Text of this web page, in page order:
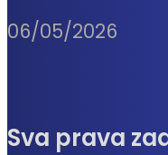
06/05/2026
Sva prava